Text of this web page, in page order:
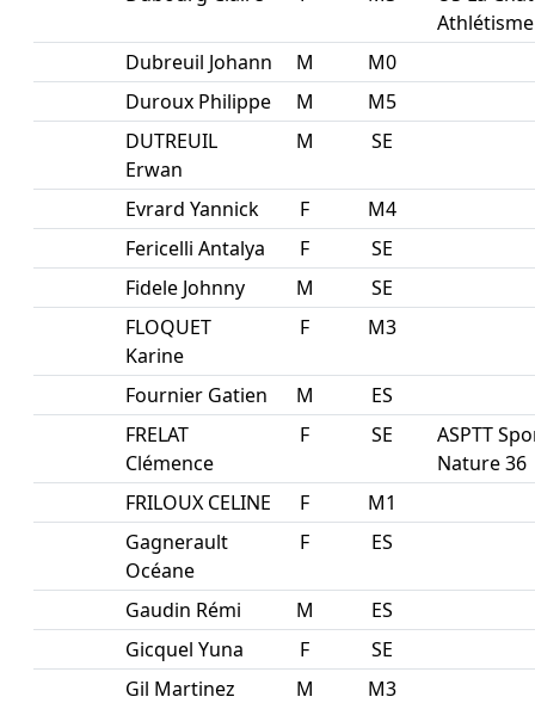
Athlétisme
Dubreuil Johann
M
M0
Duroux Philippe
M
M5
DUTREUIL
Erwan
M SE
Evrard Yannick F
M4
Fericelli Antalya
F
SE
Fidele Johnny
M
SE
FLOQUET
Karine
F M3
Fournier Gatien M
ES
FRELAT
Clémence
F SE
ASPTT
Nature 36
FRILOUX CELINE
F
M1
Gagnerault
Océane
F ES
Gaudin Rémi M
ES
Gicquel Yuna
F
SE
Gil Martinez
M M3